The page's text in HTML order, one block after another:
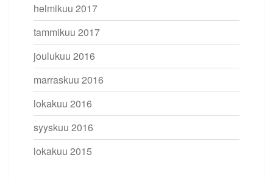
helmikuu 2017
tammikuu 2017
joulukuu 2016
marraskuu 2016
lokakuu 2016
syyskuu 2016
lokakuu 2015